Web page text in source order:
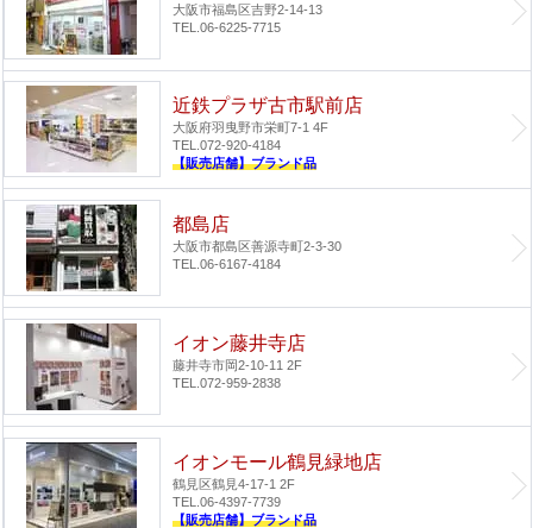
大阪市福島区吉野2-14-13
TEL.06-6225-7715
近鉄プラザ古市駅前店
大阪府羽曳野市栄町7-1 4F
TEL.072-920-4184
【販売店舗】ブランド品
都島店
大阪市都島区善源寺町2-3-30
TEL.06-6167-4184
イオン藤井寺店
藤井寺市岡2-10-11 2F
TEL.072-959-2838
イオンモール鶴見緑地店
鶴見区鶴見4-17-1 2F
TEL.06-4397-7739
【販売店舗】ブランド品